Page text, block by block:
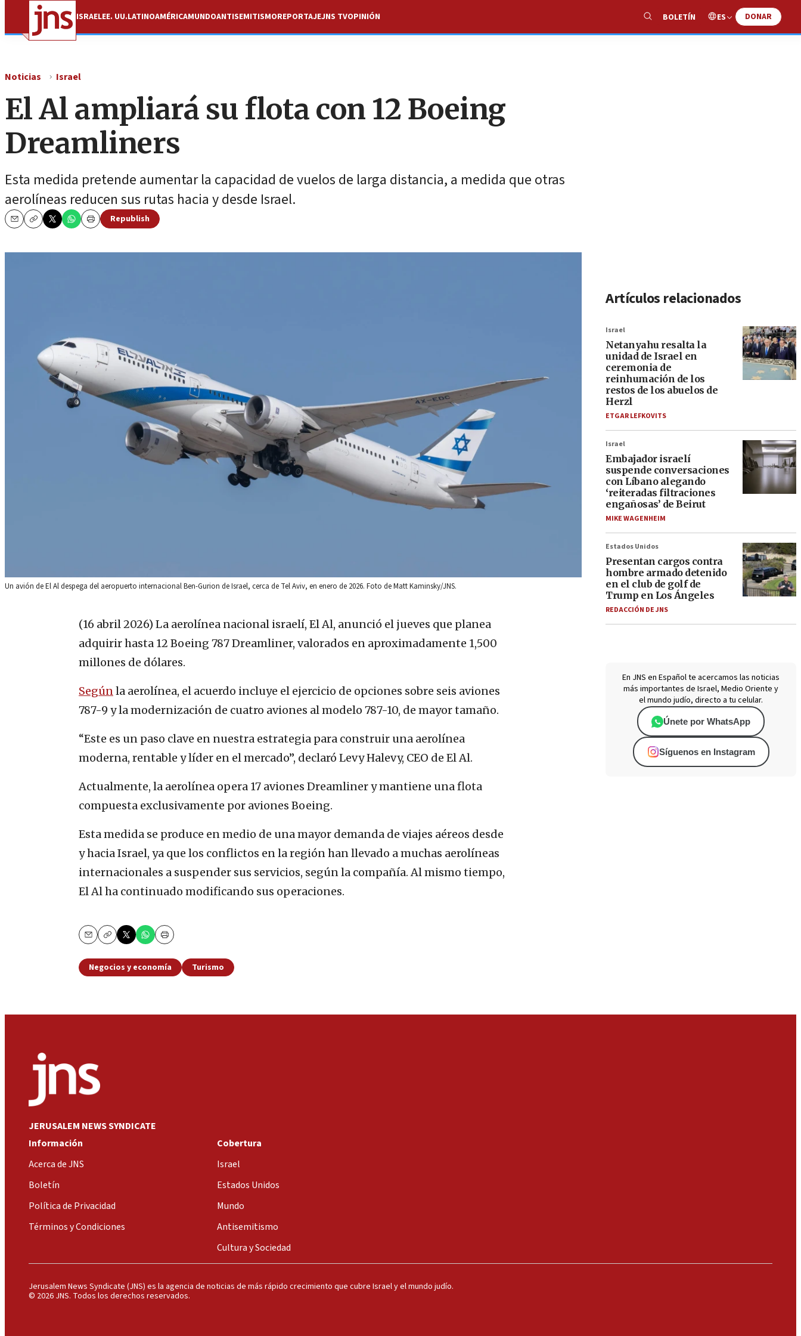
ISRAELEE. UU.LATINOAMÉRICAMUNDOANTISEMITISMOREPORTAJEJNS TVOPINIÓN
ShowBOLETÍN ES DONAR
Noticias Israel
El Al ampliará su flota con 12 Boeing
Dreamliners
Esta medida pretende aumentar la capacidad de vuelos de larga distancia, a medida que otras
aerolíneas reducen sus rutas hacia y desde Israel.
EmailCopy Print
Republish
Un avión de El Al despega del aeropuerto internacional Ben-Gurion de Israel, cerca de Tel Aviv, en enero de 2026. Foto de Matt Kaminsky/JNS.
(16 abril 2026) La aerolínea nacional israelí, El Al, anunció el jueves que planea
adquirir hasta 12 Boeing 787 Dreamliner, valorados en aproximadamente 1,500
millones de dólares.
Segúnla aerolínea, el acuerdo incluye el ejercicio de opciones sobre seis aviones
787-9 y la modernización de cuatro aviones al modelo 787-10, de mayor tamaño.
“Este es un paso clave en nuestra estrategia para construir una aerolínea
moderna, rentable y líder en el mercado”, declaró Levy Halevy, CEO de El Al.
Actualmente, la aerolínea opera 17 aviones Dreamliner y mantiene una flota
compuesta exclusivamente por aviones Boeing.
Esta medida se produce en medio de una mayor demanda de viajes aéreos desde
y hacia Israel, ya que los conflictos en la región han llevado a muchas aerolíneas
internacionales a suspender sus servicios, según la compañía. Al mismo tiempo,
El Al ha continuado modificando sus operaciones.
EmailCopy Print
Negocios y economía Turismo
Artículos relacionados
Israel
Netanyahu resalta la
unidad de Israel en
ceremonia de
reinhumación de los
restos de los abuelos de
Herzl
ETGAR LEFKOVITS
Israel
Embajador israelí
suspende conversaciones
con Líbano alegando
‘reiteradas filtraciones
engañosas’ de Beirut
MIKE WAGENHEIM
Estados Unidos
Presentan cargos contra
hombre armado detenido
en el club de golf de
Trump en Los Ángeles
REDACCIÓN DE JNS
En JNS en Español te acercamos las noticias
más importantes de Israel, Medio Oriente y
el mundo judío, directo a tu celular.
Únete por WhatsApp
Síguenos en Instagram
JERUSALEM NEWS SYNDICATE
Información
Acerca de JNS
Boletín
Política de Privacidad
Términos y Condiciones
Cobertura
Israel
Estados Unidos
Mundo
Antisemitismo
Cultura y Sociedad
Jerusalem News Syndicate (JNS) es la agencia de noticias de más rápido crecimiento que cubre Israel y el mundo judío.
© 2026 JNS. Todos los derechos reservados.